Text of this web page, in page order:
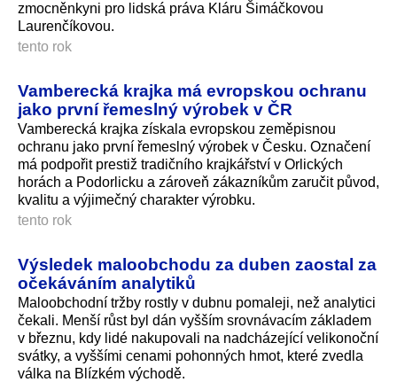
zmocněnkyni pro lidská práva Kláru Šimáčkovou
Laurenčíkovou.
tento rok
Vamberecká krajka má evropskou ochranu
jako první řemeslný výrobek v ČR
Vamberecká krajka získala evropskou zeměpisnou
ochranu jako první řemeslný výrobek v Česku. Označení
má podpořit prestiž tradičního krajkářství v Orlických
horách a Podorlicku a zároveň zákazníkům zaručit původ,
kvalitu a výjimečný charakter výrobku.
tento rok
Výsledek maloobchodu za duben zaostal za
očekáváním analytiků
Maloobchodní tržby rostly v dubnu pomaleji, než analytici
čekali. Menší růst byl dán vyšším srovnávacím základem
v březnu, kdy lidé nakupovali na nadcházející velikonoční
svátky, a vyššími cenami pohonných hmot, které zvedla
válka na Blízkém východě.